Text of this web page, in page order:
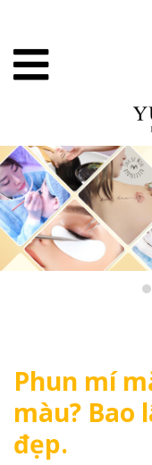
Phun mí
màu? Bao
đẹp.